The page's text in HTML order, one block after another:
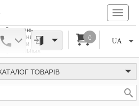
уровень
помощник
помощью
любые
Все
нивелиры
две группы:
Этот
UA
0
ТОВАРІВ